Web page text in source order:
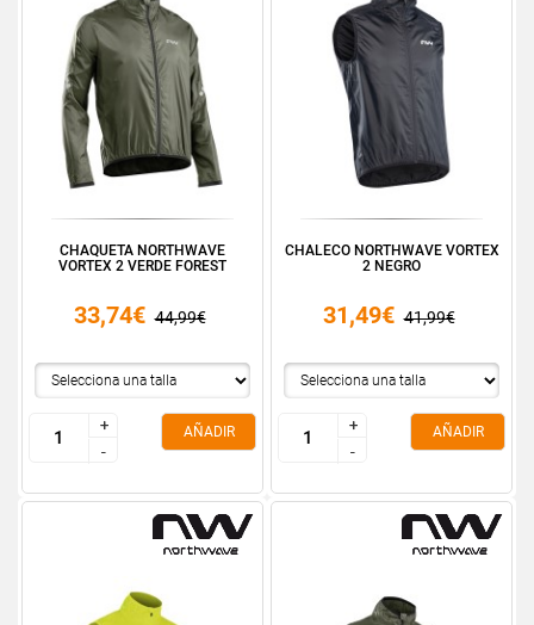
CHAQUETA NORTHWAVE
VORTEX 2 VERDE FOREST
33,74€ 44,99€
+
-
+
-
AÑADIR
CHALECO NORTHWAVE VORTEX
2 NEGRO
31,49€ 41,99€
+
-
+
-
AÑADIR